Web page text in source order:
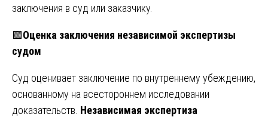
заключения в суд или заказчику.
🟩Оценка заключения независимой экспертизы
судом
Суд оценивает заключение по внутреннему убеждению,
основанному на всестороннем исследовании
доказательств. Независимая экспертиза